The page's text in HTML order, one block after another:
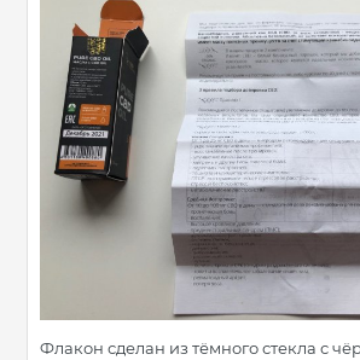
Флакон сделан из тёмного стекла с